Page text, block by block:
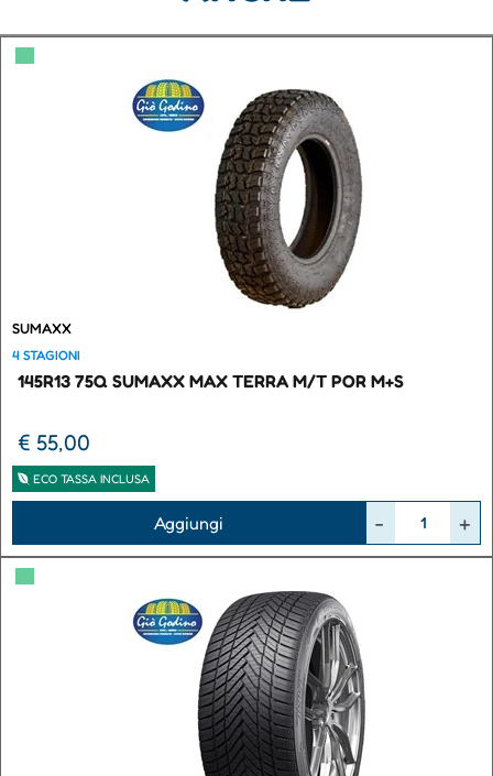
▀
SUMAXX
4 STAGIONI
145R13 75Q SUMAXX MAX TERRA M/T POR M+S
€ 55,00
ECO TASSA INCLUSA
Aggiungi
▀